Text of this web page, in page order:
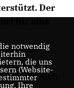
Der
und
zur
die sich
notwendig
die uns
(Website-
Ihre